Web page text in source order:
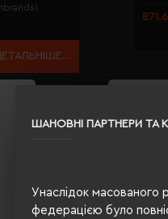
ШАНОВНІ ПАРТНЕРИ ТА
Унаслідок масованого
федерацією було